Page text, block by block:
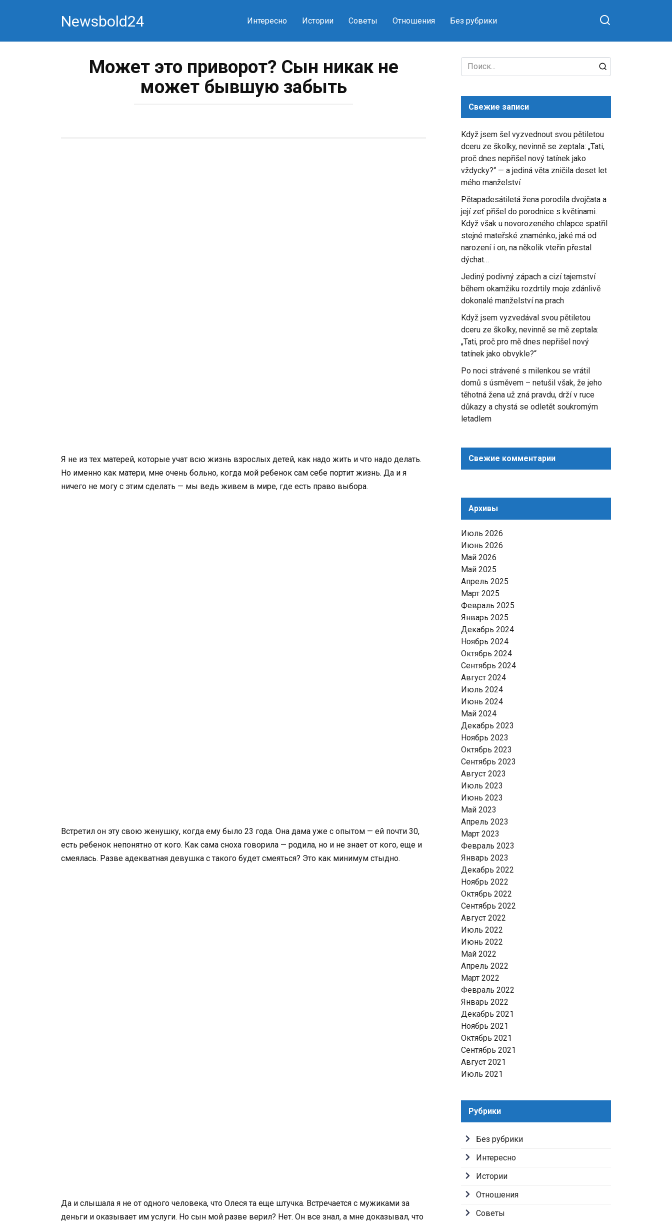
Newsbold24 Интересно Истории Советы Отношения Без рубрики
Может это приворот? Сын никак не
может бывшую забыть
Я не из тех матерей, которые учат всю жизнь взрослых детей, как надо жить и что надо делать.
Но именно как матери, мне очень больно, когда мой ребенок сам себе портит жизнь. Да и я
ничего не могу с этим сделать — мы ведь живем в мире, где есть право выбора.
Встретил он эту свою женушку, когда ему было 23 года. Она дама уже с опытом — ей почти 30,
есть ребенок непонятно от кого. Как сама сноха говорила — родила, но и не знает от кого, еще и
смеялась. Разве адекватная девушка с такого будет смеяться? Это как минимум стыдно.
Да и слышала я не от одного человека, что Олеся та еще штучка. Встречается с мужиками за
деньги и оказывает им услуги. Но сын мой разве верил? Нет. Он все знал, а мне доказывал, что
Search
for:
Свежие записи
Když jsem šel vyzvednout svou pětiletou
dceru ze školky, nevinně se zeptala: „Tati,
proč dnes nepřišel nový tatínek jako
vždycky?“ — a jediná věta zničila deset let
mého manželství
Pětapadesátiletá žena porodila dvojčata a
její zeť přišel do porodnice s květinami.
Když však u novorozeného chlapce spatřil
stejné mateřské znaménko, jaké má od
narození i on, na několik vteřin přestal
dýchat…
Jediný podivný zápach a cizí tajemství
během okamžiku rozdrtily moje zdánlivě
dokonalé manželství na prach
Když jsem vyzvedával svou pětiletou
dceru ze školky, nevinně se mě zeptala:
„Tati, proč pro mě dnes nepřišel nový
tatínek jako obvykle?“
Po noci strávené s milenkou se vrátil
domů s úsměvem – netušil však, že jeho
těhotná žena už zná pravdu, drží v ruce
důkazy a chystá se odletět soukromým
letadlem
Свежие комментарии
Архивы
Июль 2026
Июнь 2026
Май 2026
Май 2025
Апрель 2025
Март 2025
Февраль 2025
Январь 2025
Декабрь 2024
Ноябрь 2024
Октябрь 2024
Сентябрь 2024
Август 2024
Июль 2024
Июнь 2024
Май 2024
Декабрь 2023
Ноябрь 2023
Октябрь 2023
Сентябрь 2023
Август 2023
Июль 2023
Июнь 2023
Май 2023
Апрель 2023
Март 2023
Февраль 2023
Январь 2023
Декабрь 2022
Ноябрь 2022
Октябрь 2022
Сентябрь 2022
Август 2022
Июль 2022
Июнь 2022
Май 2022
Апрель 2022
Март 2022
Февраль 2022
Январь 2022
Декабрь 2021
Ноябрь 2021
Октябрь 2021
Сентябрь 2021
Август 2021
Июль 2021
Рубрики
Без рубрики
Интересно
Истории
Отношения
Советы